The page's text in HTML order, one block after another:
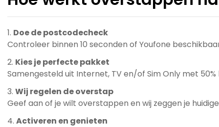
Doe de postcodecheck
Controleer binnen 10 seconden of Youfone
Kies je perfecte pakket
Samengesteld uit Internet, TV en/of Sim Only met
Wij regelen de overstap
Geef aan of je wilt overstappen en wij zeggen je
Activeren en genieten